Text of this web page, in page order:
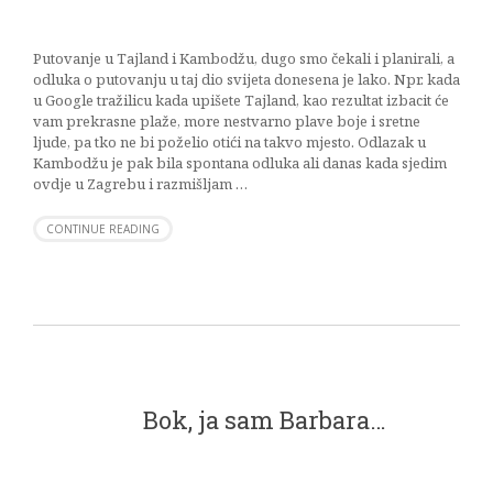
Putovanje u Tajland i Kambodžu, dugo smo čekali i planirali, a
odluka o putovanju u taj dio svijeta donesena je lako. Npr. kada
u Google tražilicu kada upišete Tajland, kao rezultat izbacit će
vam prekrasne plaže, more nestvarno plave boje i sretne
ljude, pa tko ne bi poželio otići na takvo mjesto. Odlazak u
Kambodžu je pak bila spontana odluka ali danas kada sjedim
ovdje u Zagrebu i razmišljam …
CONTINUE READING
Bok, ja sam Barbara…